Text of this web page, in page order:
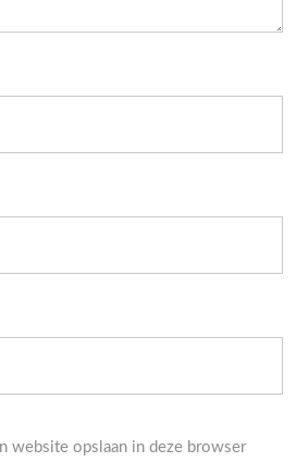
website opslaan in deze browser